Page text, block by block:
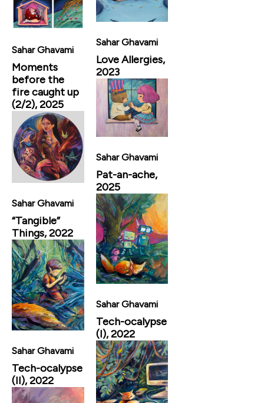
Sahar Ghavami
Moments
before the
fire caught up
(2/2), 2025
Sahar Ghavami
“Tangible”
Things, 2022
Sahar Ghavami
Tech-ocalypse
(II), 2022
Sahar Ghavami
Love Allergies,
2023
Sahar Ghavami
Pat-an-ache,
2025
Sahar Ghavami
Tech-ocalypse
(I), 2022